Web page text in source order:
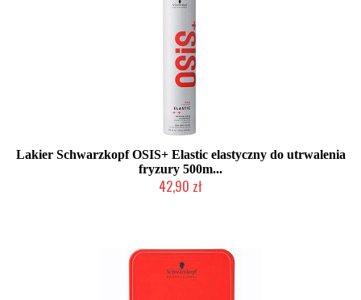
Lakier Schwarzkopf OSIS+ Elastic elastyczny do utrwalenia
fryzury 500m...
42,90 zł